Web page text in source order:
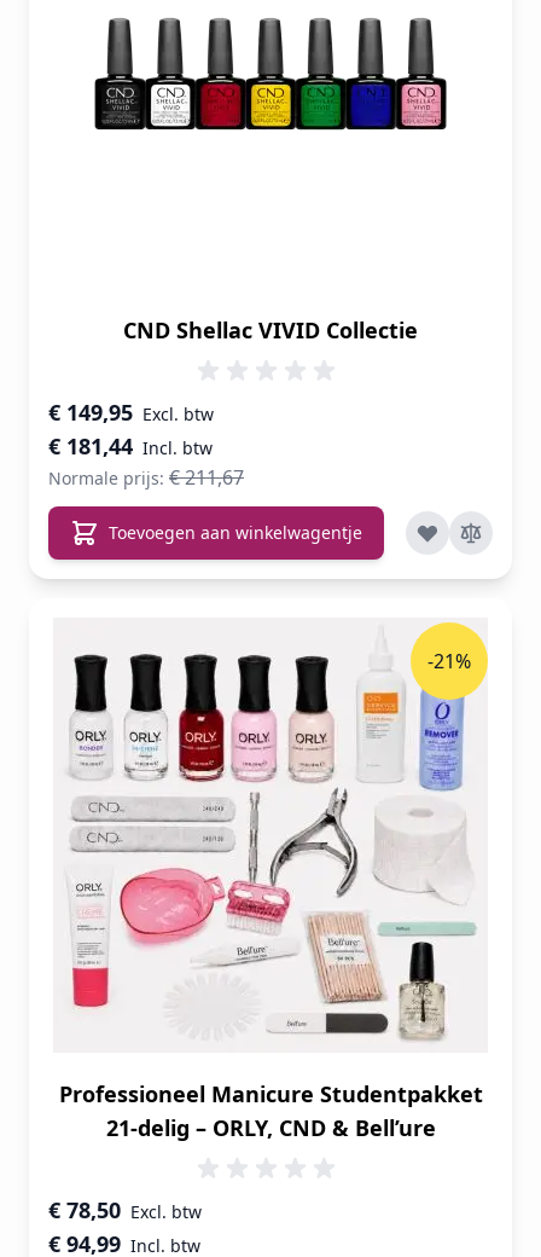
CND Shellac VIVID Collectie
Speciale prijs
€ 181,44
€ 149,95
Normale prijs: € 211,67
Toevoegen aan winkelwagentje
Professioneel Manicure Studentpakket
21-delig – ORLY, CND & Bell’ure
Speciale prijs
€ 94,99
€ 78,50
-21%